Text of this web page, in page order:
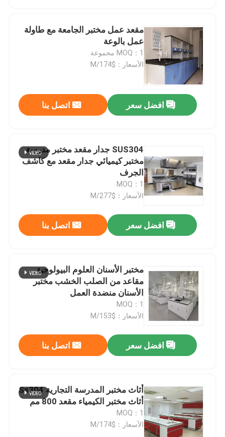
مقعد عمل مختبر الجامعة مع طاولة
عمل بالوعة
MOQ：1 مجموعة
الأسعار：$174/M
افضل سعر اتصل بنا
SUS304 جدار مقعد مختبر مدرسة
مختبر كيميائي جدار مقعد مع كاشف
الجرف
MOQ：1
الأسعار：$277/M
افضل سعر اتصل بنا
مختبر الأسنان العلوم البيولوجية
مقاعد من الصلب الخشب مختبر
الأسنان منضدة العمل
MOQ：1
الأسعار：$153/M
افضل سعر اتصل بنا
أثاث مختبر المدرسة التجارية Ss304
أثاث مختبر الكيمياء مقعد 800 مم
MOQ：1
الأسعار：$174/M